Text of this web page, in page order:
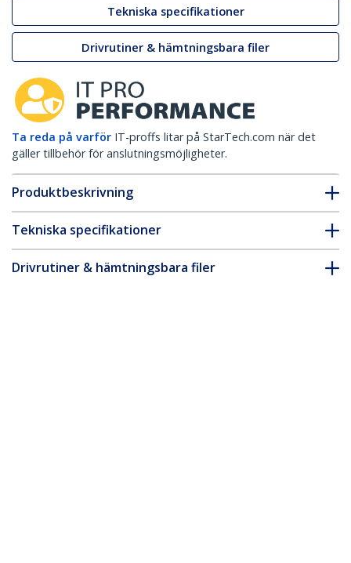
Tekniska specifikationer
Drivrutiner & hämtningsbara filer
Ta reda på varför IT-proffs litar på StarTech.com när det
gäller tillbehör för anslutningsmöjligheter.
Produktbeskrivning
Tekniska specifikationer
Drivrutiner & hämtningsbara filer